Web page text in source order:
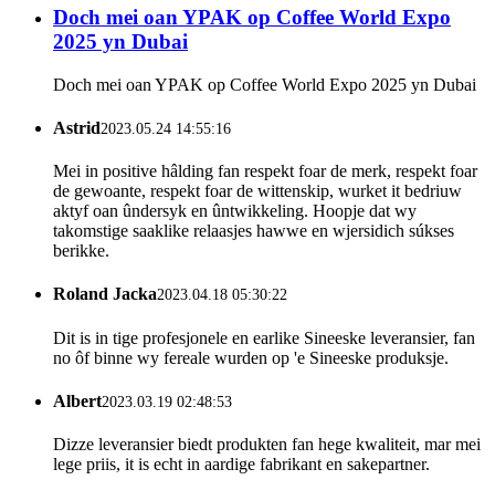
Doch mei oan YPAK op Coffee World Expo
2025 yn Dubai
Doch mei oan YPAK op Coffee World Expo 2025 yn Dubai
Astrid2023.05.24 14:55:16
Mei in positive hâlding fan respekt foar de merk, respekt foar
de gewoante, respekt foar de wittenskip, wurket it bedriuw
aktyf oan ûndersyk en ûntwikkeling. Hoopje dat wy
takomstige saaklike relaasjes hawwe en wjersidich súkses
berikke.
Roland Jacka2023.04.18 05:30:22
Dit is in tige profesjonele en earlike Sineeske leveransier, fan
no ôf binne wy ​​fereale wurden op 'e Sineeske produksje.
Albert2023.03.19 02:48:53
Dizze leveransier biedt produkten fan hege kwaliteit, mar mei
lege priis, it is echt in aardige fabrikant en sakepartner.